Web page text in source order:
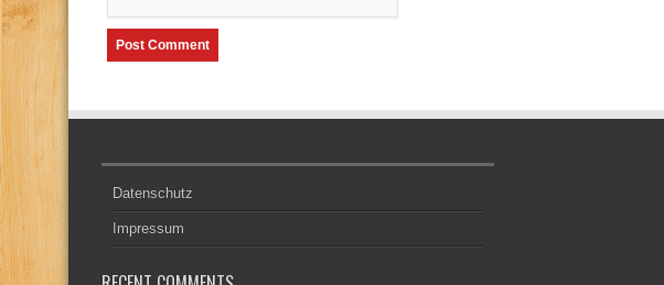
Datenschutz
Impressum